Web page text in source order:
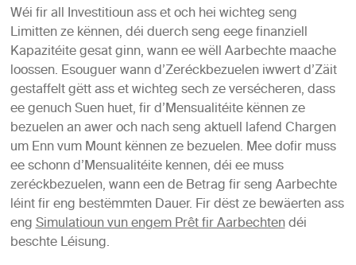
Wéi fir all Investitioun ass et och hei wichteg seng
Limitten ze kënnen, déi duerch seng eege finanziell
Kapazitéite gesat ginn, wann ee wëll Aarbechte maache
loossen. Esouguer wann d’Zeréckbezuelen iwwert d’Zäit
gestaffelt gëtt ass et wichteg sech ze versécheren, dass
ee genuch Suen huet, fir d’Mensualitéite kënnen ze
bezuelen an awer och nach seng aktuell lafend Chargen
um Enn vum Mount kënnen ze bezuelen. Mee dofir muss
ee schonn d’Mensualitéite kennen, déi ee muss
zeréckbezuelen, wann een de Betrag fir seng Aarbechte
léint fir eng bestëmmten Dauer. Fir dëst ze bewäerten ass
engSimulatioun vun engem Prêt fir Aarbechtendéi
beschte Léisung.